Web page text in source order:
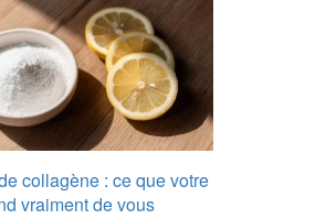
collagène : ce que votre
vraiment de vous